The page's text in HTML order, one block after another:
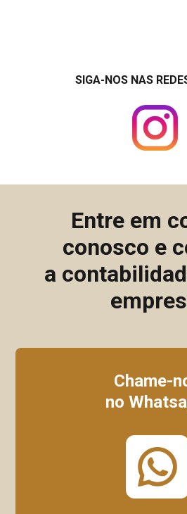
SIGA-NOS NAS
Entre em
conosco e
a
Chame-
no